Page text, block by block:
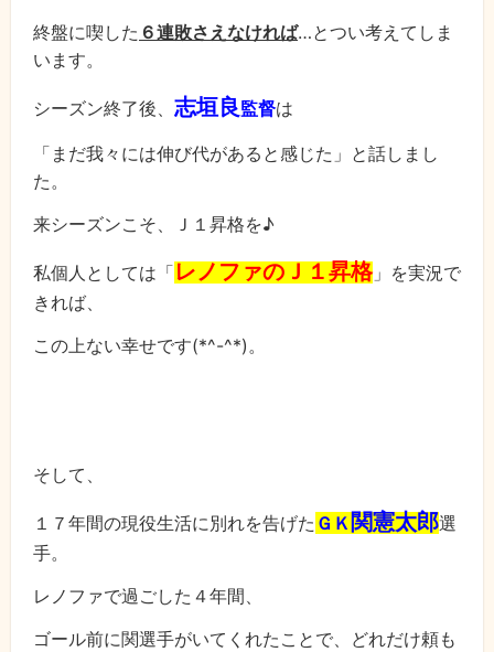
終盤に喫した ６連敗さえなければ…とつい考えてしま
います。
シーズン終了後、 志垣良監督は
「まだ我々には伸び代があると感じた」と話しまし
た。
来シーズンこそ、Ｊ１昇格を♪
私個人としては「 レノファのＪ１昇格」を実況で
きれば、
この上ない幸せです(*^-^*)。
そして、
１７年間の現役生活に別れを告げた ＧＫ 関憲太郎選
手。
レノファで過ごした４年間、
ゴール前に関選手がいてくれたことで、どれだけ頼も